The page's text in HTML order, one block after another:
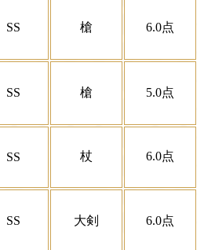
SS 槍 6.0点
SS 槍 5.0点
SS 杖 6.0点
SS 大剣 6.0点